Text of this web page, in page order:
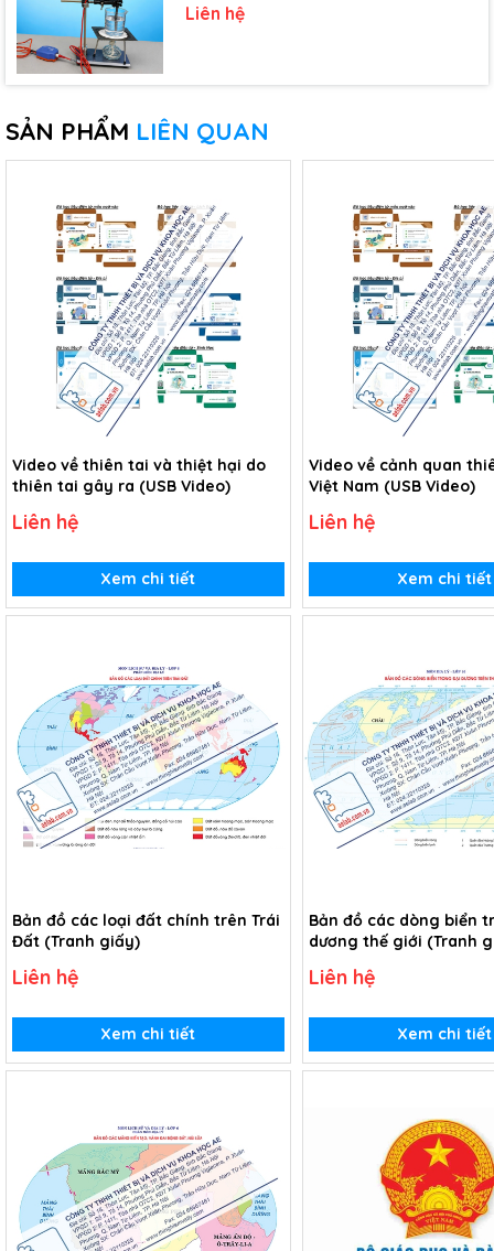
Liên hệ
SẢN PHẨM LIÊN QUAN
Video về thiên tai và thiệt hại do
thiên tai gây ra (USB Video)
Liên hệ
Xem chi tiết
Video về cảnh quan
Việt Nam (USB Video)
Liên hệ
Xem chi tiết
Bản đồ các loại đất chính trên Trái
Đất (Tranh giấy)
Liên hệ
Xem chi tiết
Bản đồ các dòng biển
dương thế giới (Tranh
Liên hệ
Xem chi tiết